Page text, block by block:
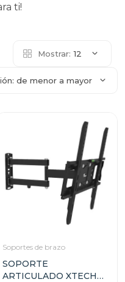
ti!
Mostrar: 12
de menor a mayor
Soportes de brazo
SOPORTE
ARTICULADO XTECH